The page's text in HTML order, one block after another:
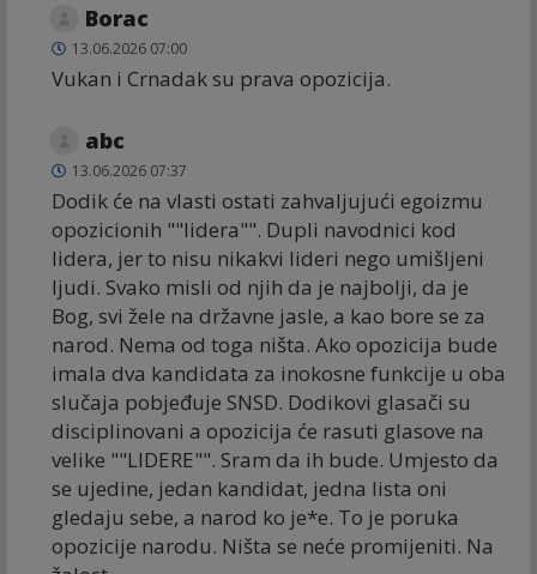
Borac
13.06.2026 07:00
Vukan i Crnadak su prava opozicija.
abc
13.06.2026 07:37
Dodik će na vlasti ostati zahvaljujući egoizmu
opozicionih ""lidera"". Dupli navodnici kod
lidera, jer to nisu nikakvi lideri nego umišljeni
ljudi. Svako misli od njih da je najbolji, da je
Bog, svi žele na državne jasle, a kao bore se za
narod. Nema od toga ništa. Ako opozicija bude
imala dva kandidata za inokosne funkcije u oba
slučaja pobjeđuje SNSD. Dodikovi glasači su
disciplinovani a opozicija će rasuti glasove na
velike ""LIDERE"". Sram da ih bude. Umjesto da
se ujedine, jedan kandidat, jedna lista oni
gledaju sebe, a narod ko je*e. To je poruka
opozicije narodu. Ništa se neće promijeniti. Na